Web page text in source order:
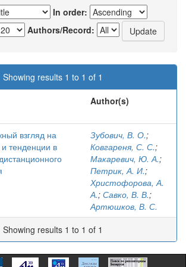
In order:
Authors/Record:
Showing results 1 to 1 of 1
Author(s)
взгляд на
тенденции в
Зубович, В. О.;
Ковгареня, С. С.;
Макаревич, Ю. А.;
Петрик, А. И.;
Христофорова, А.
А.; Савко, В. В.;
Артюшков, В. С.
Showing results 1 to 1 of 1